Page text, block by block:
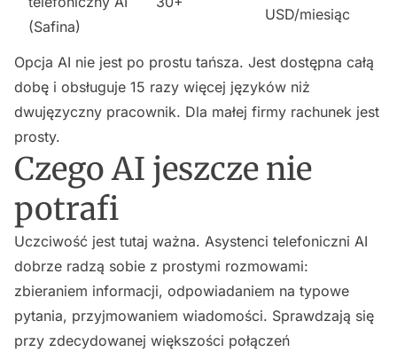
(Safina)
USD/miesiąc
Opcja AI nie jest po prostu tańsza. Jest dostępna całą
dobę i obsługuje 15 razy więcej języków niż
dwujęzyczny pracownik. Dla małej firmy rachunek jest
prosty.
Czego AI jeszcze nie
potrafi
Uczciwość jest tutaj ważna. Asystenci telefoniczni AI
dobrze radzą sobie z prostymi rozmowami:
zbieraniem informacji, odpowiadaniem na typowe
pytania, przyjmowaniem wiadomości. Sprawdzają się
przy zdecydowanej większości połączeń